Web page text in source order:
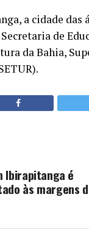
a cidade
de
da Bahia,
Ibirapitanga é
às margens